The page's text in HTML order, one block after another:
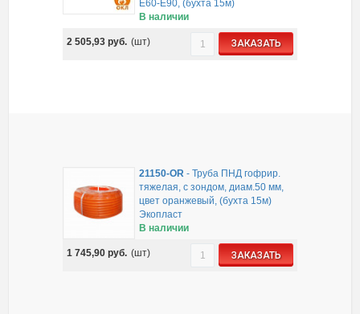
E60-E90, (бухта 15м)
В наличии
2 505,93 руб. (шт) ЗАКАЗАТЬ
21150-OR- Труба ПНД гофрир.
тяжелая, с зондом, диам.50 мм,
цвет оранжевый, (бухта 15м)
Экопласт
В наличии
1 745,90 руб. (шт) ЗАКАЗАТЬ